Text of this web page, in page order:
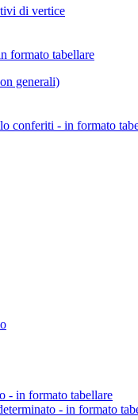
di vertice
formato tabellare
generali)
conferiti - in formato
- in formato tabellare
- in formato